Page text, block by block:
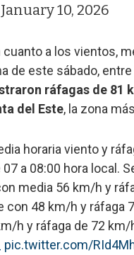
January 10, 2026
cuanto a los vientos,
de este sábado,
ráfagas de 81
del Este, la zona
horaria viento y
a 08:00 hora local.
media 56 km/h y
con 48 km/h y ráfaga
h y ráfaga de 72 km/
pic.twitter.com/